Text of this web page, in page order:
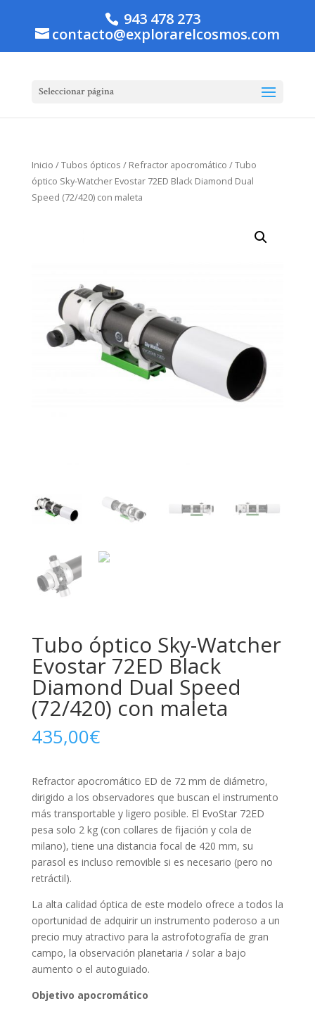
943 478 273
contacto@explorarelcosmos.com
Seleccionar página
Inicio /Tubos ópticos / Refractor apocromático / Tubo
óptico Sky-Watcher Evostar 72ED Black Diamond Dual
Speed (72/420) con maleta
Tubo óptico Sky-Watcher
Evostar 72ED Black
Diamond Dual Speed
(72/420) con maleta
435,00€
Refractor apocromático ED de 72 mm de diámetro,
dirigido a los observadores que buscan el instrumento
más transportable y ligero posible. El EvoStar 72ED
pesa solo 2 kg (con collares de fijación y cola de
milano), tiene una distancia focal de 420 mm, su
parasol es incluso removible si es necesario (pero no
retráctil).
La alta calidad óptica de este modelo ofrece a todos la
oportunidad de adquirir un instrumento poderoso a un
precio muy atractivo para la astrofotografía de gran
campo, la observación planetaria / solar a bajo
aumento o el autoguiado.
Objetivo apocromático